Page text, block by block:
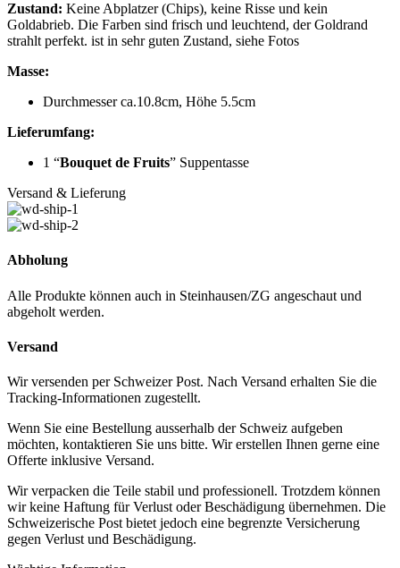
Zustand: Keine Abplatzer (Chips), keine Risse und kein
Goldabrieb. Die Farben sind frisch und leuchtend, der Goldrand
strahlt perfekt. ist in sehr guten Zustand, siehe Fotos
Masse:
Durchmesser ca.10.8cm, Höhe 5.5cm
Lieferumfang:
1 “Bouquet de Fruits” Suppentasse
Versand & Lieferung
Abholung
Alle Produkte können auch in Steinhausen/ZG angeschaut und
abgeholt werden.
Versand
Wir versenden per Schweizer Post. Nach Versand erhalten Sie die
Tracking-Informationen zugestellt.
Wenn Sie eine Bestellung ausserhalb der Schweiz aufgeben
möchten, kontaktieren Sie uns bitte. Wir erstellen Ihnen gerne eine
Offerte inklusive Versand.
Wir verpacken die Teile stabil und professionell. Trotzdem können
wir keine Haftung für Verlust oder Beschädigung übernehmen. Die
Schweizerische Post bietet jedoch eine begrenzte Versicherung
gegen Verlust und Beschädigung.